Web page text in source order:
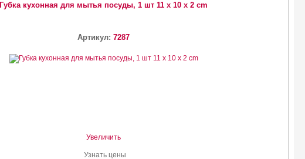
Губка кухонная для мытья посуды, 1 шт 11 х 10 х 2 cm
Артикул:7287
Увеличить
Узнать цены